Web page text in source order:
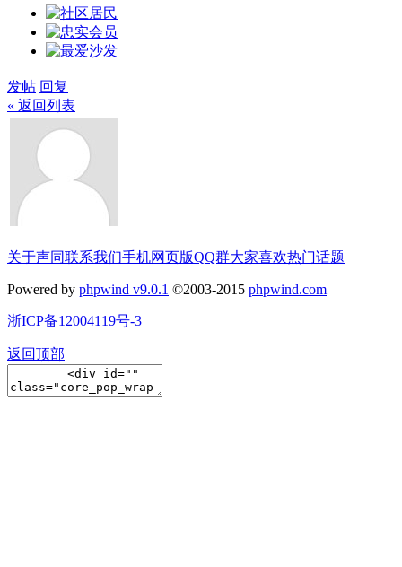
发帖 回复
« 返回列表
关于声同联系我们手机网页版QQ群大家喜欢热门话题
Powered by phpwind v9.0.1 ©2003-2015 phpwind.com
浙ICP备12004119号-3
返回顶部